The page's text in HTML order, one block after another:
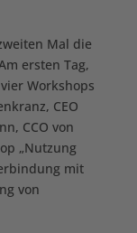
Mal die
ersten Tag,
Workshops
CEO
CCO von
„Nutzung
mit
von